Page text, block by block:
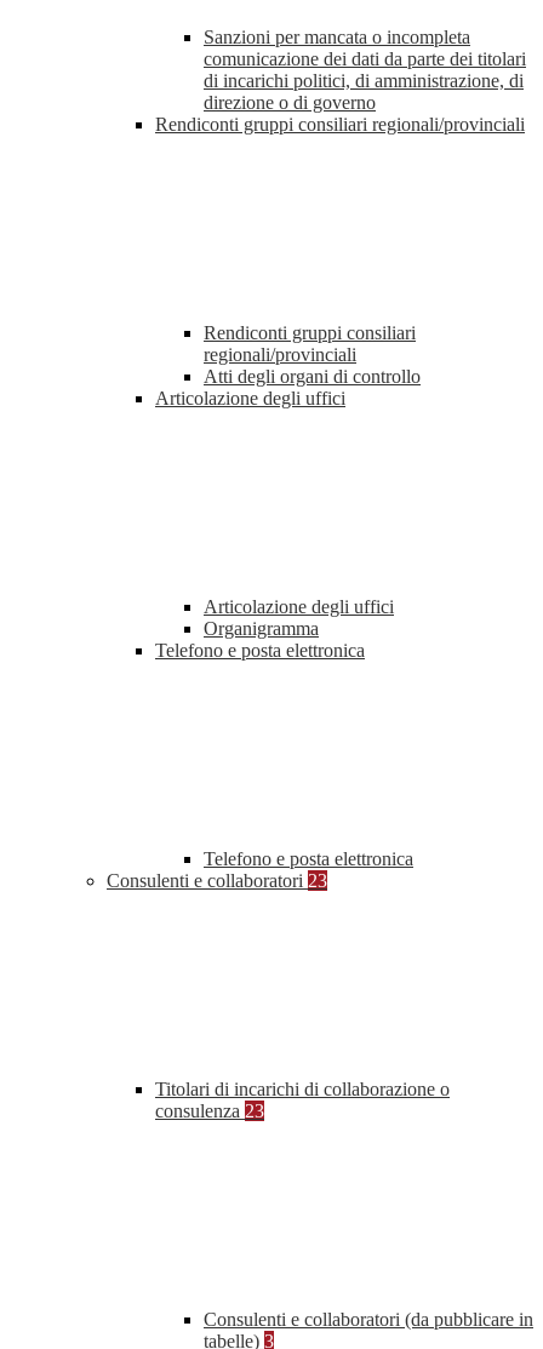
Sanzioni per mancata o incompleta
comunicazione dei dati da parte dei titolari
di incarichi politici, di amministrazione, di
direzione o di governo
Rendiconti gruppi consiliari regionali/provinciali
Rendiconti gruppi consiliari
regionali/provinciali
Atti degli organi di controllo
Articolazione degli uffici
Articolazione degli uffici
Organigramma
Telefono e posta elettronica
Telefono e posta elettronica
Consulenti e collaboratori 23
Titolari di incarichi di collaborazione o
consulenza 23
Consulenti e collaboratori (da pubblicare in
tabelle) 3